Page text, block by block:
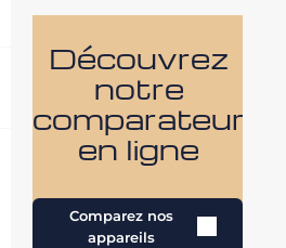
Découvrez
notre
comparateur
en ligne
Comparez nos
appareils